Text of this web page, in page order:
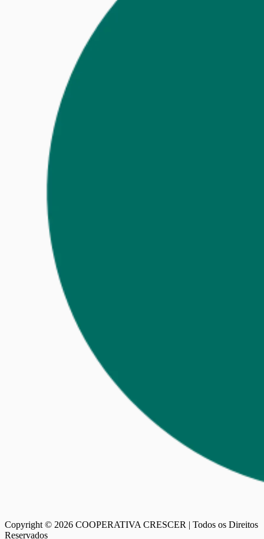
Copyright © 2026 COOPERATIVA CRESCER | Todos os Direitos
Reservados